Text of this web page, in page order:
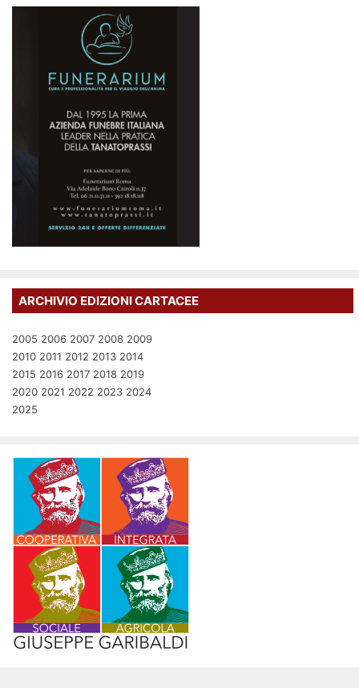
ARCHIVIO EDIZIONI CARTACEE
2005 2006 2007 2008 2009
2010 2011 2012 2013 2014
2015 2016 2017 2018 2019
2020 2021 2022 2023 2024
2025